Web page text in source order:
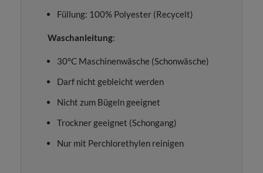
Füllung: 100% Polyester (Recycelt)
Waschanleitung:
30°C Maschinenwäsche (Schonwäsche)
Darf nicht gebleicht werden
Nicht zum Bügeln geeignet
Trockner geeignet (Schongang)
Nur mit Perchlorethylen reinigen